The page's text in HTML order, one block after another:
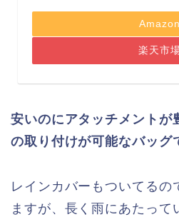
Amazon
楽天市
安いのにアタッチメントが
の取り付けが可能なバッグ
レインカバーもついてるの
ますが、長く雨にあたって